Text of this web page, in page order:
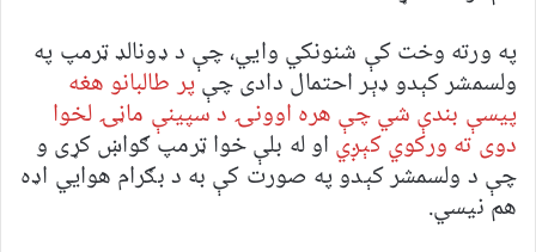
په ورته وخت کې شنونکي وايي، چې د ډونالډ ټرمپ په
ولسمشر کېدو ډېر احتمال دادی چېپر طالبانو هغه
پیسې بندې شي چې هره اوونۍ د سپینې ماڼۍ لخوا
دوی ته ورکوي کېږي او له بلې خوا ټرمپ ګواښ کړی و
چې د ولسمشر کېدو په صورت کې به د بګرام هوايي اډه
هم نیسي.